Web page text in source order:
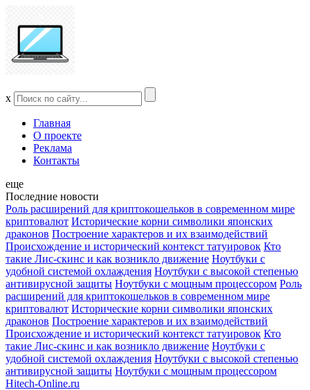
x
Главная
О проекте
Реклама
Контакты
еще
Последние новости
Роль расширений для криптокошельков в современном мире
криптовалют Исторические корни символики японских
драконов Построение характеров и их взаимодействий
Происхождение и исторический контекст татуировок Кто
такие Лис-скинс и как возникло движение Ноутбуки с
удобной системой охлаждения Ноутбуки с высокой степенью
антивирусной защиты Ноутбуки с мощным процессором Роль
расширений для криптокошельков в современном мире
криптовалют Исторические корни символики японских
драконов Построение характеров и их взаимодействий
Происхождение и исторический контекст татуировок Кто
такие Лис-скинс и как возникло движение Ноутбуки с
удобной системой охлаждения Ноутбуки с высокой степенью
антивирусной защиты Ноутбуки с мощным процессором
Hitech-Online.ru